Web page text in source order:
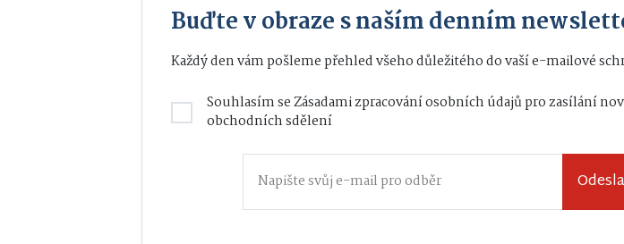
Buďte v obraze s naším denním
Každý den vám pošleme přehled všeho důležitého do vaší e-mailové
Souhlasím seZásadami zpracování osobních údajůpro zasílání
obchodních sdělení